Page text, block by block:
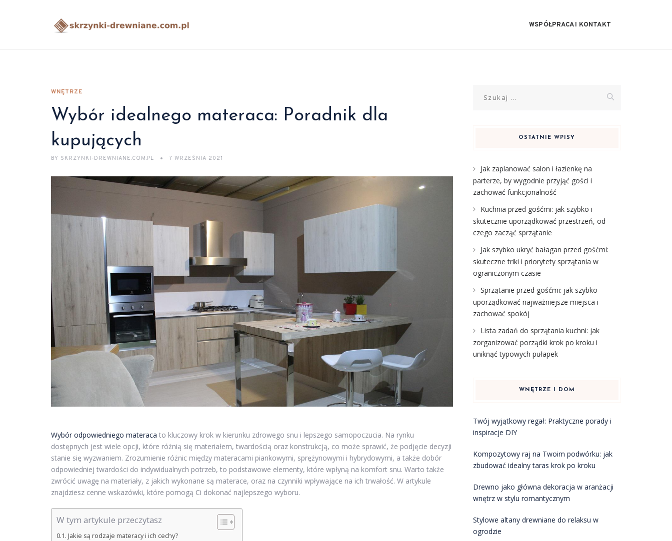
WSPÓŁPRACA I KONTAKT
WNĘTRZE
Wybór idealnego materaca: Poradnik dla
kupujących
BY SKRZYNKI-DREWNIANE.COM.PL 7 WRZEŚNIA 2021
Wybór odpowiedniego materaca to kluczowy krok w kierunku zdrowego snu i lepszego samopoczucia. Na rynku
dostępnych jest wiele opcji, które różnią się materiałem, twardością oraz konstrukcją, co może sprawić, że podjęcie decyzji
stanie się wyzwaniem. Zrozumienie różnic między materacami piankowymi, sprężynowymi i hybrydowymi, a także dobór
odpowiedniej twardości do indywidualnych potrzeb, to podstawowe elementy, które wpłyną na komfort snu. Warto także
zwrócić uwagę na materiały, z jakich wykonane są materace, oraz na czynniki wpływające na ich trwałość. W artykule
znajdziesz cenne wskazówki, które pomogą Ci dokonać najlepszego wyboru.
W tym artykule przeczytasz
Jakie są rodzaje materacy i ich cechy?
OSTATNIE WPISY
Jak zaplanować salon i łazienkę na
parterze, by wygodnie przyjąć gości i
zachować funkcjonalność
Kuchnia przed gośćmi: jak szybko i
skutecznie uporządkować przestrzeń, od
czego zacząć sprzątanie
Jak szybko ukryć bałagan przed gośćmi:
skuteczne triki i priorytety sprzątania w
ograniczonym czasie
Sprzątanie przed gośćmi: jak szybko
uporządkować najważniejsze miejsca i
zachować spokój
Lista zadań do sprzątania kuchni: jak
zorganizować porządki krok po kroku i
uniknąć typowych pułapek
WNĘTRZE I DOM
Twój wyjątkowy regał: Praktyczne porady i
inspiracje DIY
Kompozytowy raj na Twoim podwórku: jak
zbudować idealny taras krok po kroku
Drewno jako główna dekoracja w aranżacji
wnętrz w stylu romantycznym
Stylowe altany drewniane do relaksu w
ogrodzie